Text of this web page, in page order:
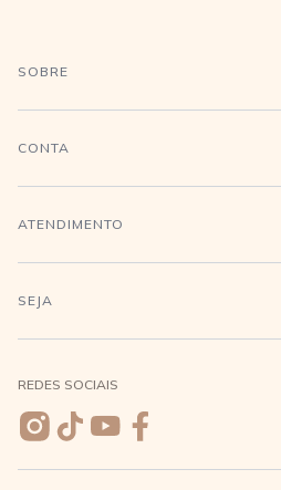
SOBRE
História
Conecte-se
CONTA
Login
Meus pedidos
Wishlist
ATENDIMENTO
Compra Segura
Entrega e Frete
Trocas e Devoluções
SEJA
REDES SOCIAIS